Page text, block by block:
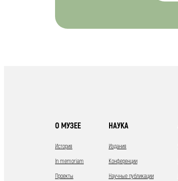
О МУЗЕЕ
История
In memoriam
Проекты
НАУКА
Издания
Конференции
Научные публикации